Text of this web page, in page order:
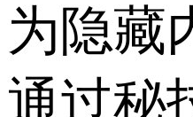
为隐藏
通过秘